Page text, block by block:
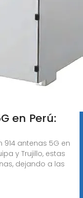
en Perú:
914 antenas 5G en
y Trujillo, estas
dejando a las